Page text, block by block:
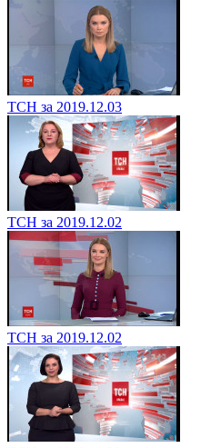
ТСН за 2019.12.03
ТСН за 2019.12.02
ТСН за 2019.12.02